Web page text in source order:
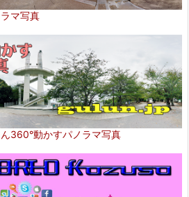
マ写真
360°動かすパノラマ写真